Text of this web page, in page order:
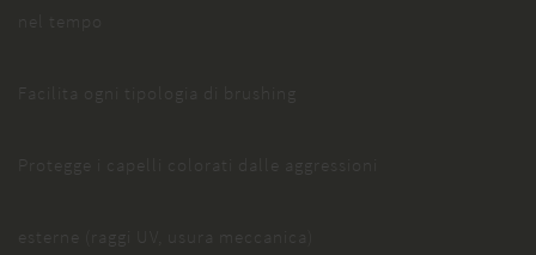
nel tempo
Facilita ogni tipologia di brushing
Protegge i capelli colorati dalle aggressioni
esterne (raggi UV, usura meccanica)